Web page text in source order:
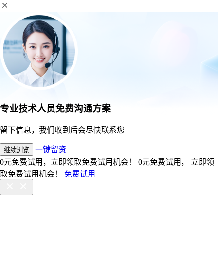
专业技术人员免费沟通方案
留下信息，我们收到后会尽快联系您
继续浏览
一键留资
0元免费试用，立即领取免费试用机会！
0元免费试用， 立即领
取免费试用机会！
免费试用